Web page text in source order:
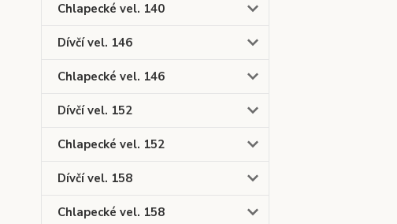
Chlapecké vel. 140
Dívčí vel. 146
Chlapecké vel. 146
Dívčí vel. 152
Chlapecké vel. 152
Dívčí vel. 158
Chlapecké vel. 158